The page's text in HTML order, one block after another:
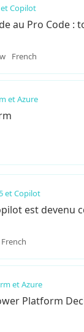
Copilot
au Pro Code
French
et Azure
et Copilot
est devenu
French
et Azure
Platform